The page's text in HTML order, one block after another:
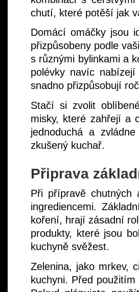
chutí, které potěší jak
Domácí omáčky jsou
přizpůsobeny podle
s různými bylinkami a
polévky navíc
snadno přizpůsobují
Stačí si zvolit
misky, které zahřejí a
jednoduchá a
zkušený kuchař.
Připrava
Při přípravě
ingrediencemi.
koření, hrají zásadní
produkty, které jsou
kuchyně svěžest.
Zelenina, jako mrkev,
kuchyni. Před